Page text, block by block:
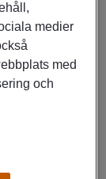
att förbereda
och
i onboarding
kommer
och
nära
medier
med
och